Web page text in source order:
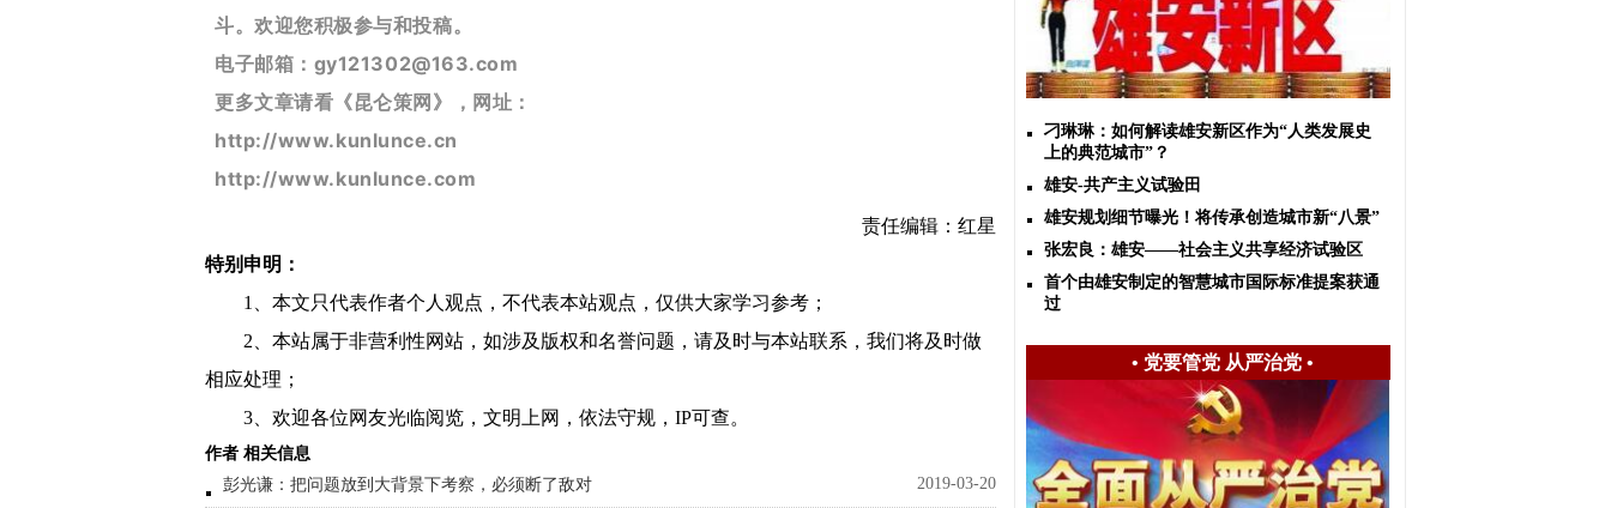
斗。欢迎您积极参与和投稿。
电子邮箱：gy121302@163.com
更多文章请看《昆仑策网》，网址：
http://www.kunlunce.cn
http://www.kunlunce.com
责任编辑：红星
特别申明：
1、本文只代表作者个人观点，不代表本站观点，仅供大家学习参考；
2、本站属于非营利性网站，如涉及版权和名誉问题，请及时与本站联系，我们将及时做
相应处理；
3、欢迎各位网友光临阅览，文明上网，依法守规，IP可查。
作者 相关信息
彭光谦：把问题放到大背景下考察，必须断了敌对
2019-03-20
刁琳琳：如何解读雄安新区作为“人类发展史
上的典范城市”？
雄安-共产主义试验田
雄安规划细节曝光！将传承创造城市新“八景”
张宏良：雄安——社会主义共享经济试验区
首个由雄安制定的智慧城市国际标准提案获通
过
• 党要管党 从严治党•